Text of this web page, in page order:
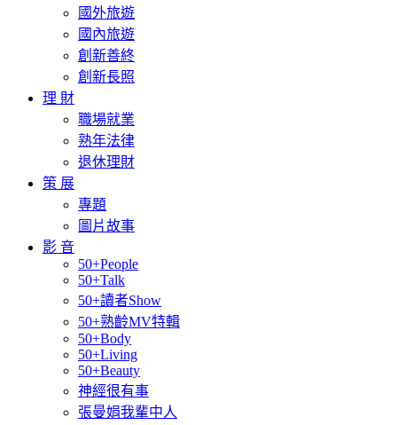
國外旅遊
國內旅遊
創新善終
創新長照
理 財
職場就業
熟年法律
退休理財
策 展
專題
圖片故事
影 音
50+People
50+Talk
50+讀者Show
50+熟齡MV特輯
50+Body
50+Living
50+Beauty
神經很有事
張曼娟我輩中人